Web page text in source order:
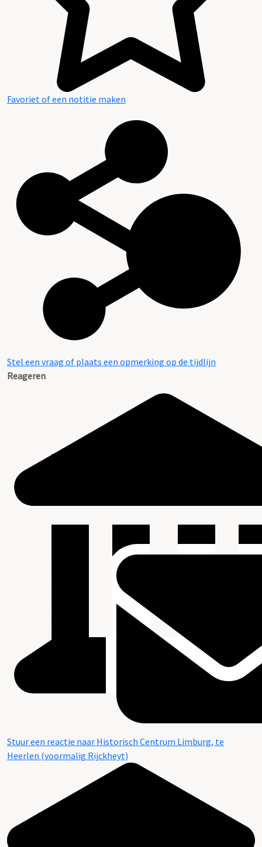
Favoriet of een notitie maken
Stel een vraag of plaats een opmerking op de tijdlijn
Reageren
Stuur een reactie naar Historisch Centrum Limburg, te
Heerlen (voormalig Rijckheyt)